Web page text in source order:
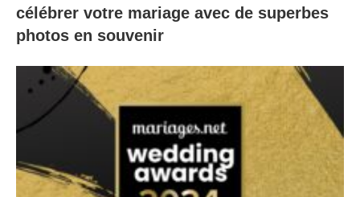
célébrer votre mariage avec de superbes
photos en souvenir